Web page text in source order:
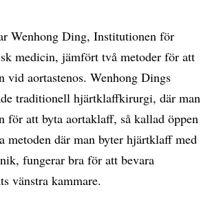
Wenhong Ding, Institutionen för
medicin, jämfört två metoder för att
vid aortastenos. Wenhong Dings
traditionell hjärtklaffkirurgi, där man
för att byta aortaklaff, så kallad öppen
metoden där man byter hjärtklaff med
fungerar bra för att bevara
vänstra kammare.